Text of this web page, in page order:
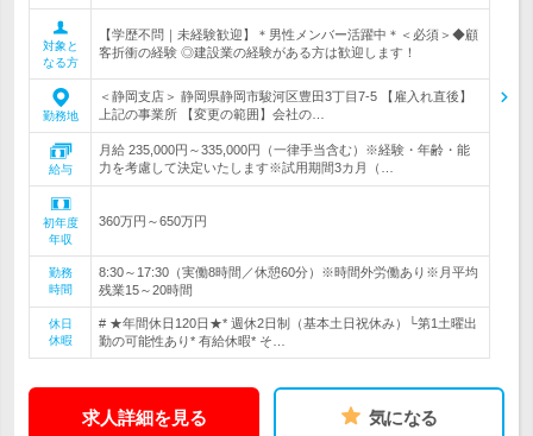
対象と
なる方
【学歴不問｜未経験歓迎】＊男性メンバー活躍中＊＜必須＞◆顧
客折衝の経験 ◎建設業の経験がある方は歓迎します！
勤務地
＜静岡支店＞ 静岡県静岡市駿河区豊田3丁目7-5 【雇入れ直後】
上記の事業所 【変更の範囲】会社の…
給与
月給 235,000円～335,000円（一律手当含む）※経験・年齢・能
力を考慮して決定いたします※試用期間3カ月（…
初年度
年収
360万円～650万円
勤務
時間
8:30～17:30（実働8時間／休憩60分）※時間外労働あり※月平均
残業15～20時間
休日
休暇
# ★年間休日120日★* 週休2日制（基本土日祝休み）└第1土曜出
勤の可能性あり* 有給休暇* そ…
求人詳細を見る 気になる